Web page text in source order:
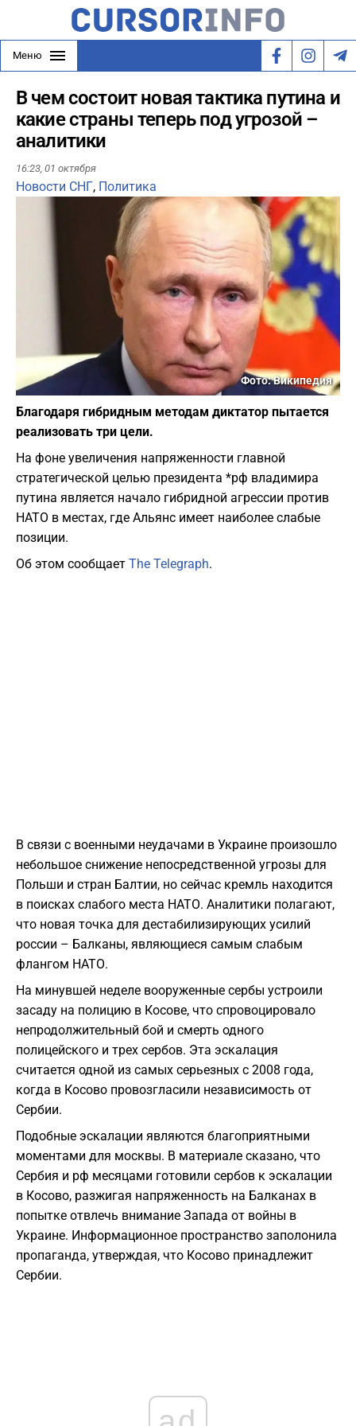
Меню
В чем состоит новая тактика путина и
какие страны теперь под угрозой –
аналитики
16:23, 01 октября
Новости СНГ, Политика
Фото: Википедия
Благодаря гибридным методам диктатор пытается
реализовать три цели.
На фоне увеличения напряженности главной
стратегической целью президента *рф владимира
путина является начало гибридной агрессии против
НАТО в местах, где Альянс имеет наиболее слабые
позиции.
Об этом сообщает The Telegraph.
В связи с военными неудачами в Украине произошло
небольшое снижение непосредственной угрозы для
Польши и стран Балтии, но сейчас кремль находится
в поисках слабого места НАТО. Аналитики полагают,
что новая точка для дестабилизирующих усилий
россии – Балканы, являющиеся самым слабым
флангом НАТО.
На минувшей неделе вооруженные сербы устроили
засаду на полицию в Косове, что спровоцировало
непродолжительный бой и смерть одного
полицейского и трех сербов. Эта эскалация
считается одной из самых серьезных с 2008 года,
когда в Косово провозгласили независимость от
Сербии.
Подобные эскалации являются благоприятными
моментами для москвы. В материале сказано, что
Сербия и рф месяцами готовили сербов к эскалации
в Косово, разжигая напряженность на Балканах в
попытке отвлечь внимание Запада от войны в
Украине. Информационное пространство заполонила
пропаганда, утверждая, что Косово принадлежит
Сербии.